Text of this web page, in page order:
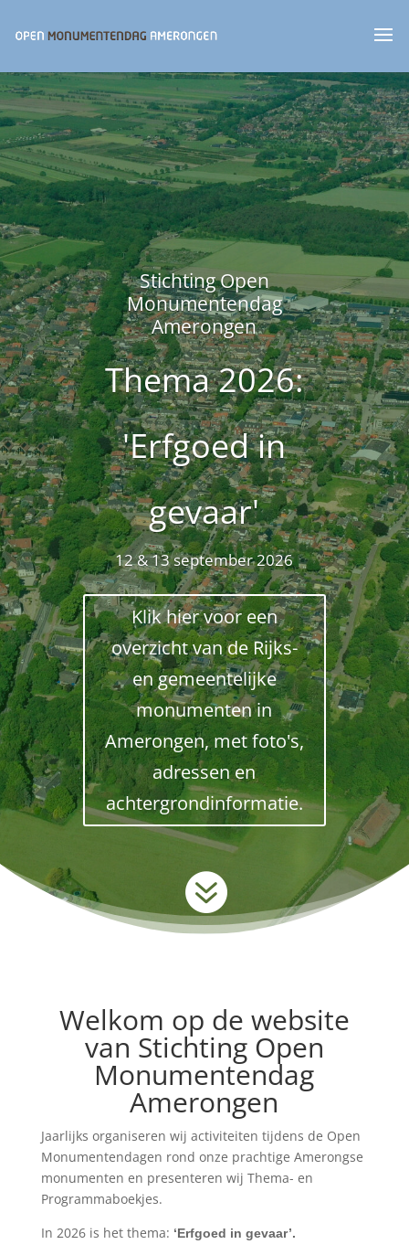
Stichting Open
Monumentendag
Amerongen
Thema 2026:
'Erfgoed in
gevaar'
12 & 13 september 2026
Klik hier voor een
overzicht van de Rijks-
en gemeentelijke
monumenten in
Amerongen, met foto's,
adressen en
achtergrondinformatie.

Welkom op de website
van Stichting Open
Monumentendag
Amerongen
Jaarlijks organiseren wij activiteiten tijdens de Open
Monumentendagen rond onze prachtige Amerongse
monumenten en presenteren wij Thema- en
Programmaboekjes.
In 2026 is het thema: ‘Erfgoed in gevaar’.